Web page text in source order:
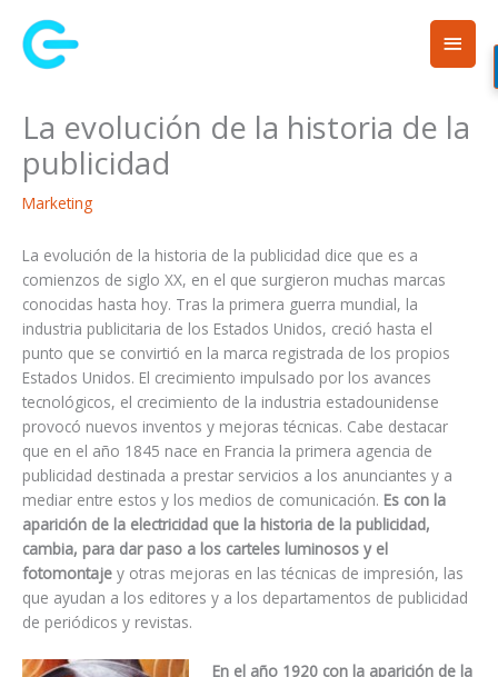
contenido
La evolución de la historia de la
publicidad
Marketing
La evolución de la historia de la publicidad dice que es a
comienzos de siglo XX, en el que surgieron muchas marcas
conocidas hasta hoy. Tras la primera guerra mundial, la
industria publicitaria de los Estados Unidos, creció hasta el
punto que se convirtió en la marca registrada de los propios
Estados Unidos. El crecimiento impulsado por los avances
tecnológicos, el crecimiento de la industria estadounidense
provocó nuevos inventos y mejoras técnicas. Cabe destacar
que en el año 1845 nace en Francia la primera agencia de
publicidad destinada a prestar servicios a los anunciantes y a
mediar entre estos y los medios de comunicación. Es con la
aparición de la electricidad que la historia de la publicidad,
cambia, para dar paso a los carteles luminosos y el
fotomontaje y otras mejoras en las técnicas de impresión, las
que ayudan a los editores y a los departamentos de publicidad
de periódicos y revistas.
En el año 1920 con la aparición de la